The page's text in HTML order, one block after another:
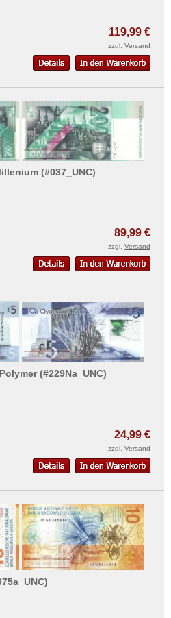
119,99 €
zzgl. Versand
(#037_UNC)
89,99 €
zzgl. Versand
(#229Na_UNC)
24,99 €
zzgl. Versand